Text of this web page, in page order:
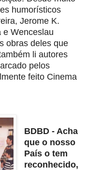
humorísticos
Jerome K.
e Wenceslau
obras deles que
li autores
pelos
feito Cinema
BDBD - Acha
que o nosso
País o tem
reconhecido,